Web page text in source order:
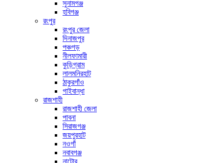
সুনামগঞ্জ
হবিগঞ্জ
রংপুর
রংপুর জেলা
দিনাজপুর
পঞ্চগড়
নীলফামারী
কুড়িগ্রাম
লালমনিরহাট
ঠাকুরগাঁও
গাইবান্ধা
রাজশাহী
রাজশাহী জেলা
পাবনা
সিরাজগঞ্জ
জয়পুরহাট
নওগাঁ
নবাবগঞ্জ
নাটোর